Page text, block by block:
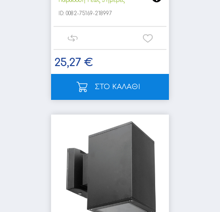
ID: 0082-75169-218997
25,27 €
ΣΤΟ ΚΑΛΑΘΙ